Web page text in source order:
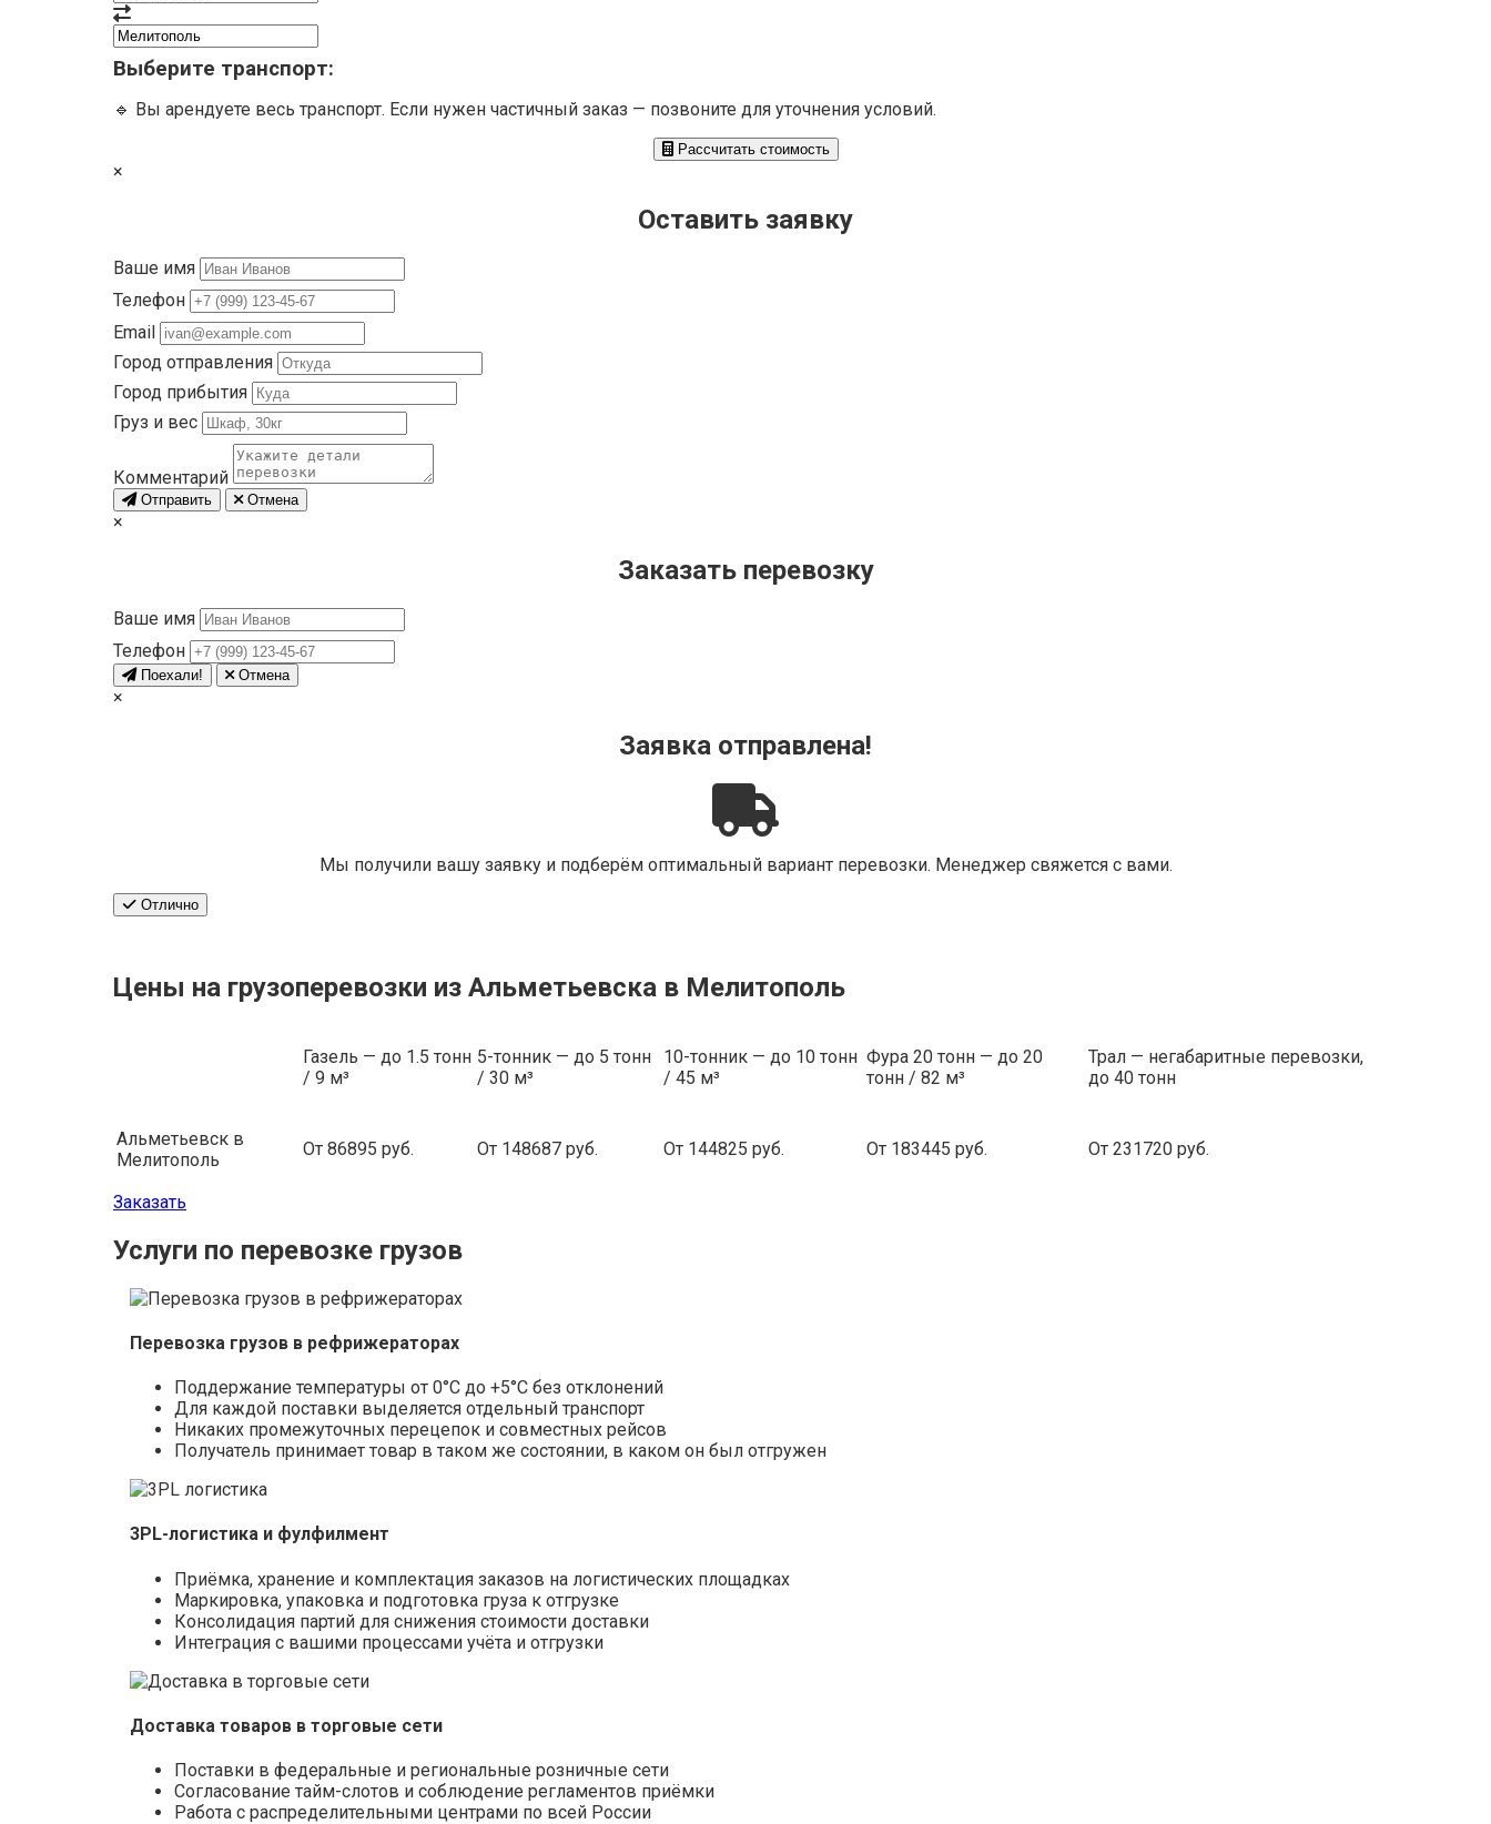
Выберите транспорт:
🔹 Вы арендуете весь транспорт. Если нужен частичный заказ — позвоните для уточнения условий.
Рассчитать стоимость
×
Оставить заявку
Ваше имя
Телефон
Email
Город отправления
Город прибытия
Груз и вес
Комментарий
Отправить Отмена
×
Заказать перевозку
Ваше имя
Телефон
Поехали! Отмена
×
Заявка отправлена!
Мы получили вашу заявку и подберём оптимальный вариант перевозки. Менеджер свяжется с вами.
Отлично
Цены на грузоперевозки из Альметьевска в Мелитополь
Газель — до 1.5 тонн
/ 9 м³
5-тонник — до 5 тонн
/ 30 м³
10-тонник — до 10 тонн
/ 45 м³
Фура 20 тонн — до 20
тонн / 82 м³
Трал — негабаритные перевозки,
до 40 тонн
Альметьевск в
Мелитополь
От 86895 руб. От 148687 руб. От 144825 руб. От 183445 руб. От 231720 руб.
Заказать
Услуги по перевозке грузов
Перевозка грузов в рефрижераторах
Поддержание температуры от 0°С до +5°С без отклонений
Для каждой поставки выделяется отдельный транспорт
Никаких промежуточных перецепок и совместных рейсов
Получатель принимает товар в таком же состоянии, в каком он был отгружен
3PL-логистика и фулфилмент
Приёмка, хранение и комплектация заказов на логистических площадках
Маркировка, упаковка и подготовка груза к отгрузке
Консолидация партий для снижения стоимости доставки
Интеграция с вашими процессами учёта и отгрузки
Доставка товаров в торговые сети
Поставки в федеральные и региональные розничные сети
Согласование тайм-слотов и соблюдение регламентов приёмки
Работа с распределительными центрами по всей России